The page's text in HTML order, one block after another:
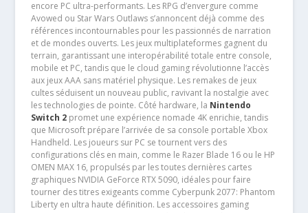
encore PC ultra-performants. Les RPG d’envergure comme
Avowed ou Star Wars Outlaws s’annoncent déjà comme des
références incontournables pour les passionnés de narration
et de mondes ouverts. Les jeux multiplateformes gagnent du
terrain, garantissant une interopérabilité totale entre console,
mobile et PC, tandis que le cloud gaming révolutionne l’accès
aux jeux AAA sans matériel physique. Les remakes de jeux
cultes séduisent un nouveau public, ravivant la nostalgie avec
les technologies de pointe. Côté hardware, la Nintendo
Switch 2promet une expérience nomade 4K enrichie, tandis
que Microsoft prépare l’arrivée de sa console portable Xbox
Handheld. Les joueurs sur PC se tournent vers des
configurations clés en main, comme le Razer Blade 16 ou le HP
OMEN MAX 16, propulsés par les toutes dernières cartes
graphiques NVIDIA GeForce RTX 5090, idéales pour faire
tourner des titres exigeants comme Cyberpunk 2077: Phantom
Liberty en ultra haute définition. Les accessoires gaming